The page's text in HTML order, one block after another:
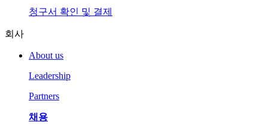
청구서 확인 및 결제
회사
About us
Leadership
Partners
채용